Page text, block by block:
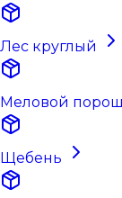
Лес круглый
Меловой
Щебень